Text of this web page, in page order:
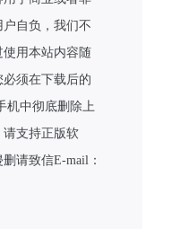
自负，我们不
用本站内容随
须在下载后的
机中彻底删除上
请支持正版软
请致信E-mail：